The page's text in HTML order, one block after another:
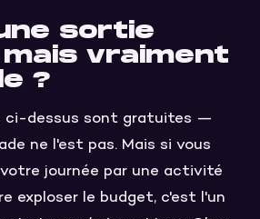
sortie
vraiment
?
ci-dessus sont gratuites —
ne l'est pas. Mais si vous
journée par une activité
exploser le budget, c'est l'un